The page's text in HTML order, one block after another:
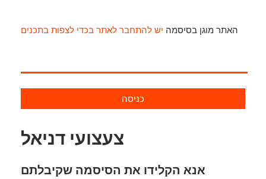
האתר מוגן בסיסמה יש להתחבר לאתר בכדי לצפות בתכנים
כניסה
צעצועי דניאל
אנא הקלידו את הסיסמה שקיבלתם